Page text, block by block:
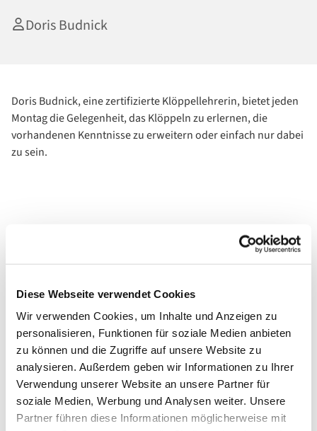
Diese Webseite verwendet Cookies
Wir verwenden Cookies, um Inhalte und Anzeigen zu
personalisieren, Funktionen für soziale Medien anbieten
zu können und die Zugriffe auf unsere Website zu
analysieren. Außerdem geben wir Informationen zu Ihrer
Verwendung unserer Website an unsere Partner für
soziale Medien, Werbung und Analysen weiter. Unsere
Partner führen diese Informationen möglicherweise mit
Doris Budnick
Doris Budnick, eine zertifizierte Klöppellehrerin, bietet jeden
Montag die Gelegenheit, das Klöppeln zu erlernen, die
vorhandenen Kenntnisse zu erweitern oder einfach nur dabei
zu sein.